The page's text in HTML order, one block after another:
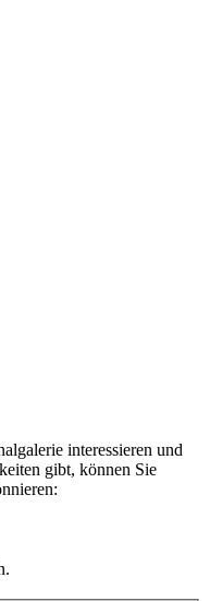
interessieren und
gibt, können Sie